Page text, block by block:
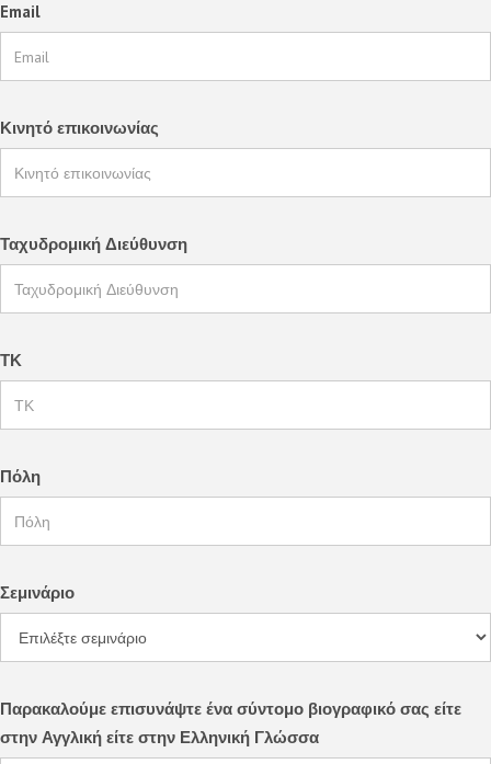
Email
Κινητό επικοινωνίας
Ταχυδρομική Διεύθυνση
ΤΚ
Πόλη
Σεμινάριο
Παρακαλούμε επισυνάψτε ένα σύντομο βιογραφικό σας είτε
στην Αγγλική είτε στην Ελληνική Γλώσσα